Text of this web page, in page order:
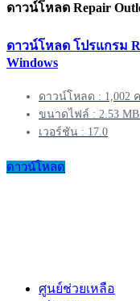
ดาวน์โหลด Repair
ดาวน์โหลด โปรแกรม
Windows
ดาวน์โหลด : 1,002
ขนาดไฟล์ : 2.53
เวอร์ชัน : 17.0
ดาวน์โหลด
ศูนย์ช่วยเหลือ